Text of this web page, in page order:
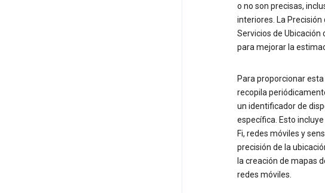
o no son precisas,
interiores. La Precisión
Servicios de Ubicación
para mejorar la
Para proporcionar
recopila
un identificador de
específica. Esto
Fi, redes móviles y
precisión de la
la creación de mapas
redes móviles.